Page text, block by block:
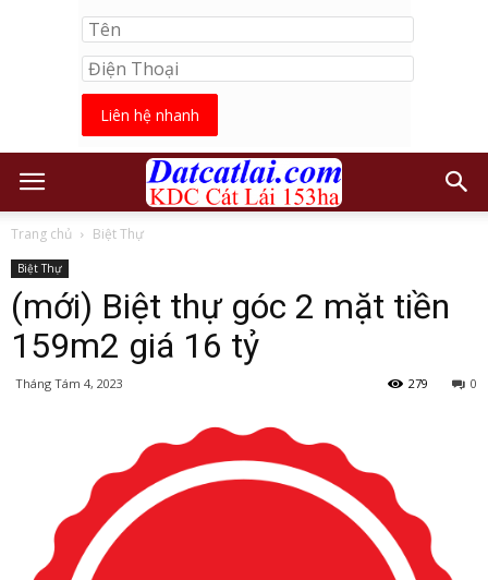
Liên hệ nhanh
Trang chủ Biệt Thự
Biệt Thự
(mới) Biệt thự góc 2 mặt tiền
159m2 giá 16 tỷ
Tháng Tám 4, 2023 0
279